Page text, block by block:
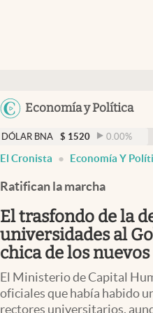
Economía y Política
Members
Economía y Política
Finanzas y Mercados
Mercados Online
Negocios
Columnistas
Apertura
$ 1520 0.00 % DÓLAR
El Cronista Economía Y
Ratifican la marcha
El trasfondo de la
universidades al
chica de los
El Ministerio de Capital
oficiales que había habido
rectores universitarios,